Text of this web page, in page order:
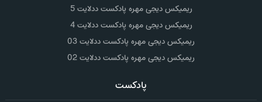
ریمیکس دیجی مهره پادکست ددلایت 5
ریمیکس دیجی مهره پادکست ددلایت 4
ریمیکس دیجی مهره پادکست ددلایت 03
ریمیکس دیجی مهره پادکست ددلایت 02
پادکست